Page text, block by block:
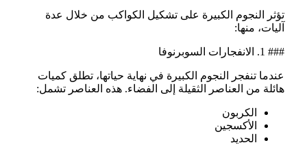
تؤثر النجوم الكبيرة على تشكيل الكواكب من خلال عدة
آليات، منها:
### 1. الانفجارات السوبرنوفا
عندما تنفجر النجوم الكبيرة في نهاية حياتها، تطلق كميات
هائلة من العناصر الثقيلة إلى الفضاء. هذه العناصر تشمل:
الكربون
الأكسجين
الحديد